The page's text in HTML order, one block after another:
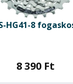
HG41-8
8 390 Ft